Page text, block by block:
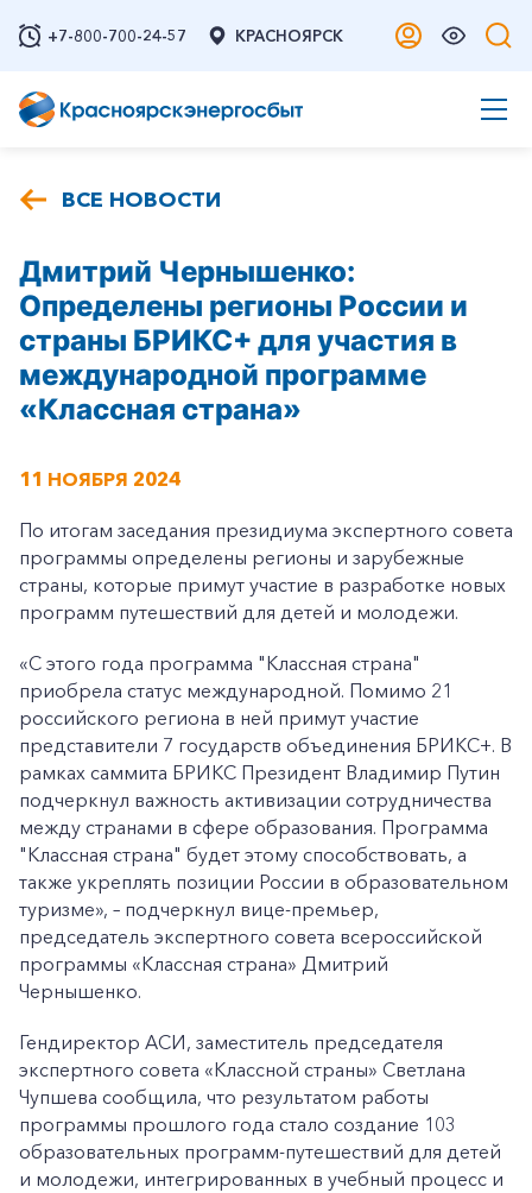
+7-800-700-24-57 КРАСНОЯРСК
ВСЕ НОВОСТИ
Дмитрий Чернышенко:
Определены регионы России и
страны БРИКС+ для участия в
международной программе
«Классная страна»
11 НОЯБРЯ 2024
По итогам заседания президиума экспертного совета
программы определены регионы и зарубежные
страны, которые примут участие в разработке новых
программ путешествий для детей и молодежи.
«С этого года программа "Классная страна"
приобрела статус международной. Помимо 21
российского региона в ней примут участие
представители 7 государств объединения БРИКС+. В
рамках саммита БРИКС Президент Владимир Путин
подчеркнул важность активизации сотрудничества
между странами в сфере образования. Программа
"Классная страна" будет этому способствовать, а
также укреплять позиции России в образовательном
туризме», – подчеркнул вице-премьер,
председатель экспертного совета всероссийской
программы «Классная страна» Дмитрий
Чернышенко.
Гендиректор АСИ, заместитель председателя
экспертного совета «Классной страны» Светлана
Чупшева сообщила, что результатом работы
программы прошлого года стало создание 103
образовательных программ-путешествий для детей
и молодежи, интегрированных в учебный процесс и